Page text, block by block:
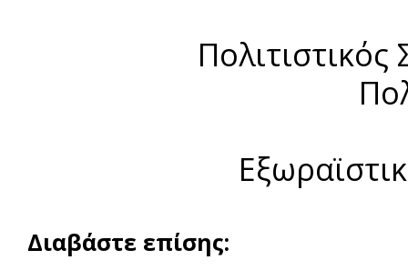
Διαβάστε επίσης: